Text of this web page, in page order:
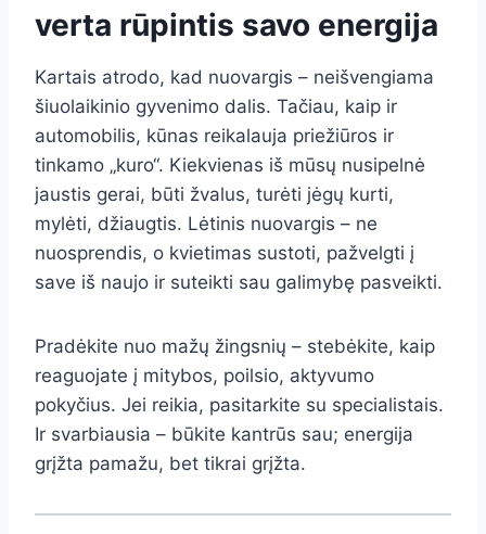
verta rūpintis savo energija
Kartais atrodo, kad nuovargis – neišvengiama
šiuolaikinio gyvenimo dalis. Tačiau, kaip ir
automobilis, kūnas reikalauja priežiūros ir
tinkamo „kuro“. Kiekvienas iš mūsų nusipelnė
jaustis gerai, būti žvalus, turėti jėgų kurti,
mylėti, džiaugtis. Lėtinis nuovargis – ne
nuosprendis, o kvietimas sustoti, pažvelgti į
save iš naujo ir suteikti sau galimybę pasveikti.
Pradėkite nuo mažų žingsnių – stebėkite, kaip
reaguojate į mitybos, poilsio, aktyvumo
pokyčius. Jei reikia, pasitarkite su specialistais.
Ir svarbiausia – būkite kantrūs sau; energija
grįžta pamažu, bet tikrai grįžta.